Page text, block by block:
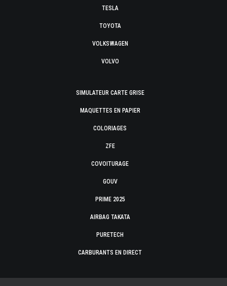
TESLA
TOYOTA
VOLKSWAGEN
VOLVO
SIMULATEUR CARTE GRISE
MAQUETTES EN PAPIER
COLORIAGES
ZFE
COVOITURAGE
GOUV
PRIME 2025
AIRBAG TAKATA
PURETECH
CARBURANTS EN DIRECT